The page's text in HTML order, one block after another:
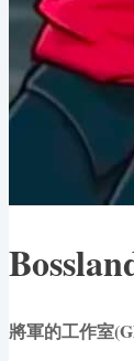
將軍的工作室